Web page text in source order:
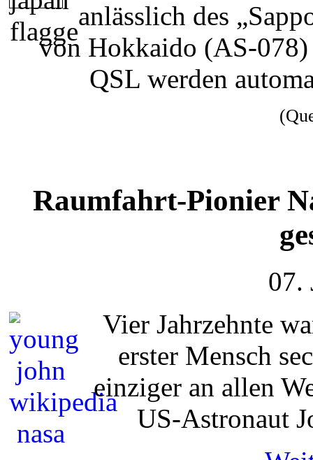
anlässlich des
von Hokkaido (AS-
QSL werden
Raumfahrt-Pionier
07.
Vier Jahrzehnte
erster Mensch
einziger an allen
US-Astronaut